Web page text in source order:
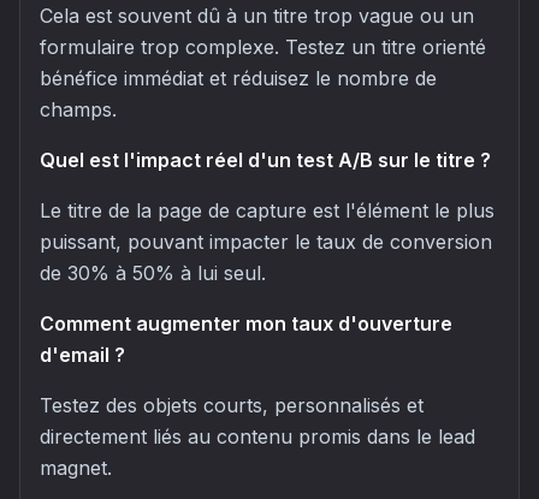
Cela est souvent dû à un titre trop vague ou un
formulaire trop complexe. Testez un titre orienté
bénéfice immédiat et réduisez le nombre de
champs.
Quel est l'impact réel d'un test A/B sur le titre ?
Le titre de la page de capture est l'élément le plus
puissant, pouvant impacter le taux de conversion
de 30% à 50% à lui seul.
Comment augmenter mon taux d'ouverture
d'email ?
Testez des objets courts, personnalisés et
directement liés au contenu promis dans le lead
magnet.